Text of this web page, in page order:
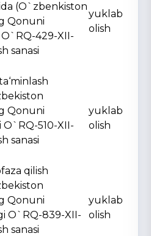
(O`zbenkiston
Qonuni
O`RQ-429-XII-
sanasi
yuklab
olish
Qonuni
O`RQ-510-XII-
sanasi
yuklab
olish
qilish
Qonuni
O`RQ-839-XII-
sanasi
yuklab
olish